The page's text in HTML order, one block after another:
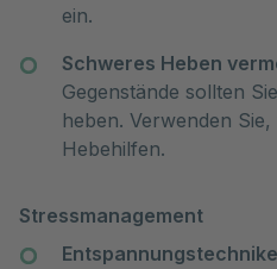
ein.
Schweres Heben
Gegenstände sollten
heben. Verwenden
Hebehilfen.
Stressmanagement